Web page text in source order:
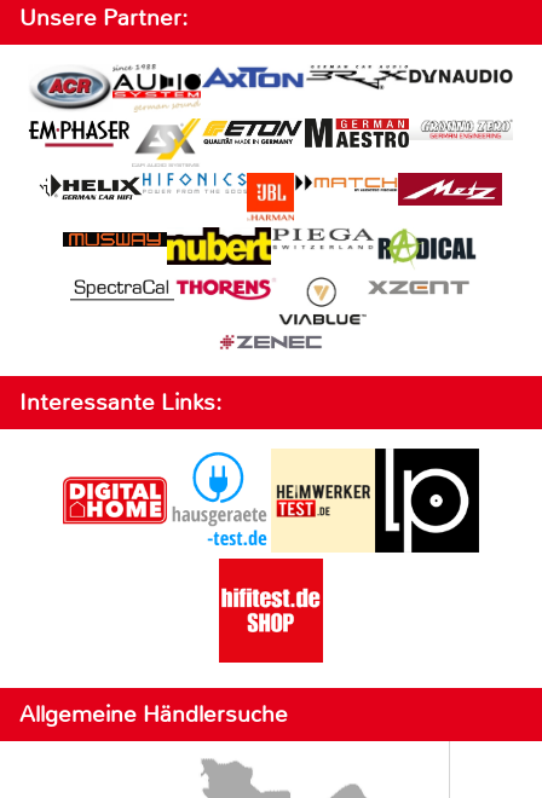
Unsere Partner:
Interessante Links:
Allgemeine Händlersuche